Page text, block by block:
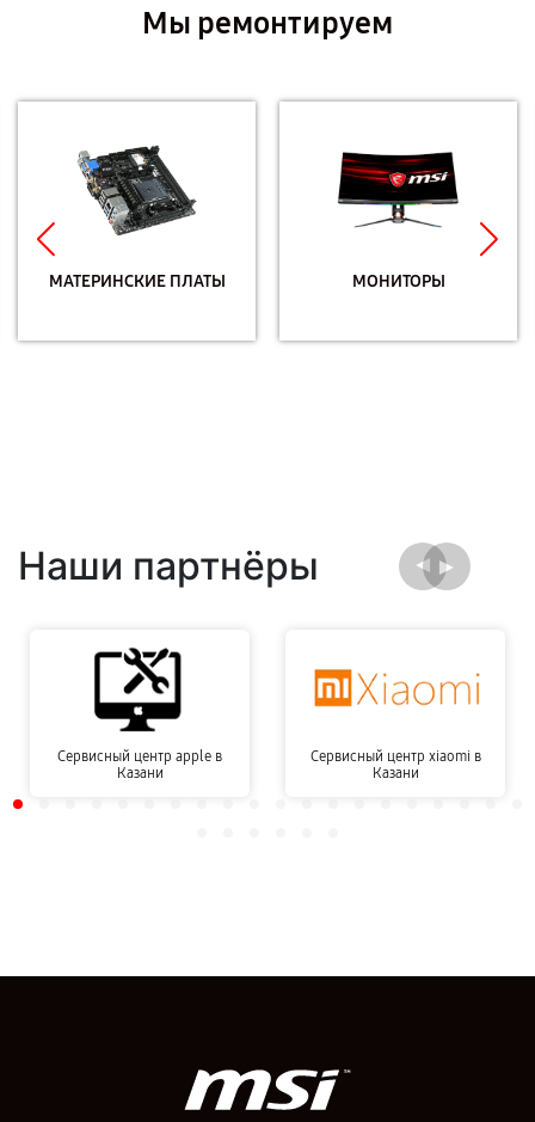
Мы ремонтируем
МАТЕРИНСКИЕ ПЛАТЫ МОНИТОРЫ
Наши партнёры
Сервисный центр apple в
Казани
Сервисный центр xiaomi в
Казани